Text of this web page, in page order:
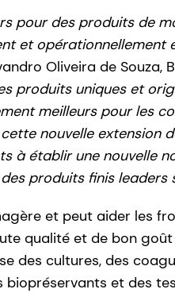
pour des produits de
et opérationnellement
Oliveira de Souza,
produits uniques et
meilleurs pour les
nouvelle extension
à établir une nouvelle
produits finis leaders
et peut aider les
qualité et de bon
des cultures, des
et des